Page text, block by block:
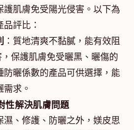
肌膚免受陽光侵害。以下為
評比：
：質地清爽不黏膩，能有效阻
保護肌膚免受曬黑、曬傷的
防曬係數的產品可供選擇，能
求。
性解決肌膚問題
濕、修護、防曬之外，媄皮思